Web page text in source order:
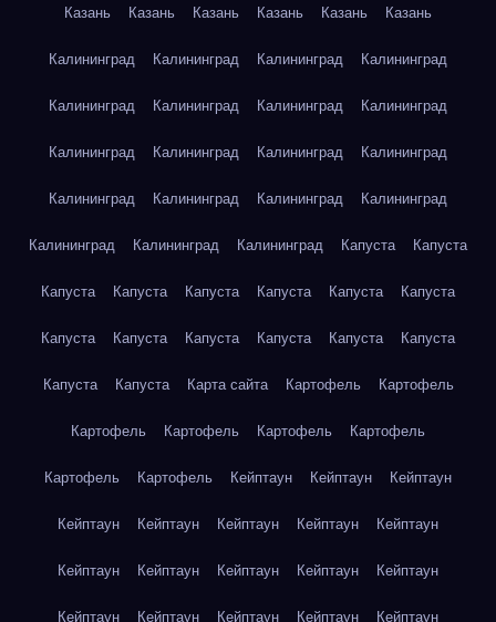
Казань Казань Казань Казань Казань Казань
Калининград Калининград Калининград Калининград
Калининград Калининград Калининград Калининград
Калининград Калининград Калининград Калининград
Калининград Калининград Калининград Калининград
Калининград Калининград Калининград Капуста Капуста
Капуста Капуста Капуста Капуста Капуста Капуста
Капуста Капуста Капуста Капуста Капуста Капуста
Капуста Капуста Карта сайта Картофель Картофель
Картофель Картофель Картофель Картофель
Картофель Картофель Кейптаун Кейптаун Кейптаун
Кейптаун Кейптаун Кейптаун Кейптаун Кейптаун
Кейптаун Кейптаун Кейптаун Кейптаун Кейптаун
Кейптаун Кейптаун Кейптаун Кейптаун Кейптаун